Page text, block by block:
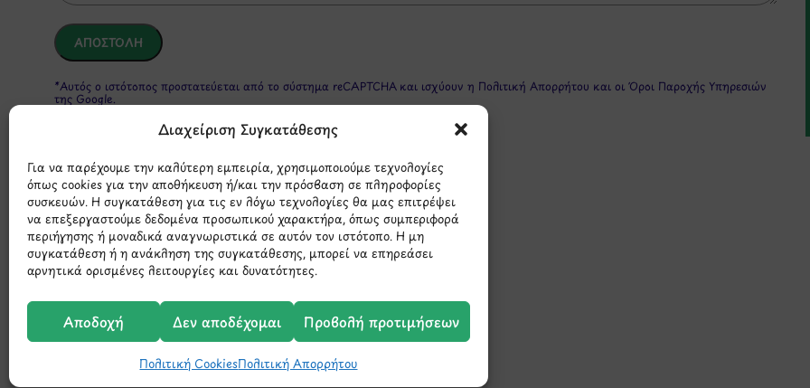
Διαχείριση Συγκατάθεσης
Για να παρέχουμε την καλύτερη εμπειρία, χρησιμοποιούμε τεχνολογίες
όπως cookies για την αποθήκευση ή/και την πρόσβαση σε πληροφορίες
συσκευών. Η συγκατάθεση για τις εν λόγω τεχνολογίες θα μας επιτρέψει
να επεξεργαστούμε δεδομένα προσωπικού χαρακτήρα, όπως συμπεριφορά
περιήγησης ή μοναδικά αναγνωριστικά σε αυτόν τον ιστότοπο. Η μη
συγκατάθεση ή η ανάκληση της συγκατάθεσης, μπορεί να επηρεάσει
αρνητικά ορισμένες λειτουργίες και δυνατότητες.
Αποδοχή Δεν αποδέχομαι Προβολή προτιμήσεων
Πολιτική CookiesΠολιτική Απορρήτου
*Αυτός ο ιστότοπος προστατεύεται από το σύστημα reCAPTCHA και ισχύουν η Πολιτική Απορρήτου και οιΌροι Παροχής Υπηρεσιών
της Google.
Μάθετε πρώτοι τα νέα και τις